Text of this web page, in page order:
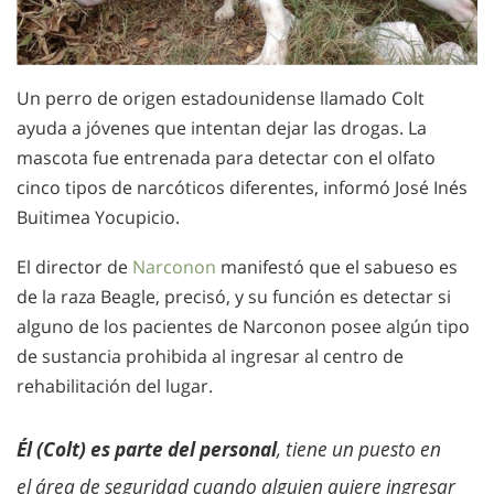
Un perro de origen estadounidense llamado Colt
ayuda a jóvenes que intentan dejar las drogas. La
mascota fue entrenada para detectar con el olfato
cinco tipos de narcóticos diferentes, informó José Inés
Buitimea Yocupicio.
El director de Narconon manifestó que el sabueso es
de la raza Beagle, precisó, y su función es detectar si
alguno de los pacientes de Narconon posee algún tipo
de sustancia prohibida al ingresar al centro de
rehabilitación del lugar.
Él (Colt) es parte del personal, tiene un puesto en
el área de seguridad cuando alguien quiere ingresar